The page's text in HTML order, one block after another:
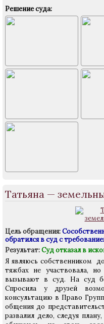
Решение суда:
Татьяна —
Цель обращения:
обратился в суд с
Результат:Суд отказал в
Я являюсь собственником
тяжбах не участвовала,
вызывают в суд. На суд
Спросила у друзей
консультацию в Право
общения до
развалил дело, следуя